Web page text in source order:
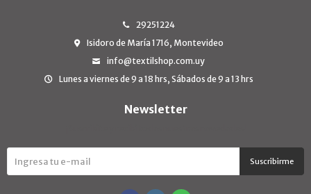
29251224
Isidoro de María 1716, Montevideo
info@textilshop.com.uy
Lunes a viernes de 9 a 18 hrs, Sábados de 9 a 13 hrs
Newsletter
Suscribirme